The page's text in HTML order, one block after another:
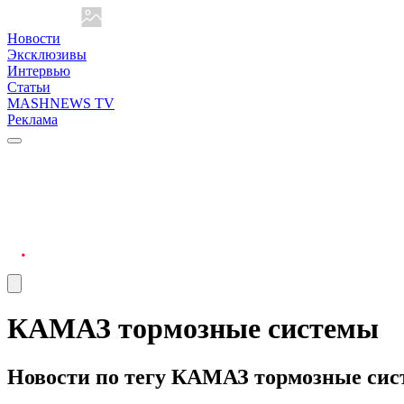
Новости
Эксклюзивы
Интервью
Статьи
MASHNEWS TV
Реклама
КАМАЗ тормозные системы
Новости по тегу КАМАЗ тормозные